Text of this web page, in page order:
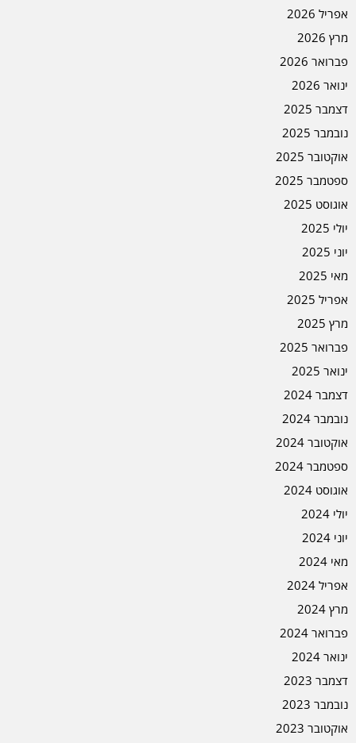
אפריל 2026
מרץ 2026
פברואר 2026
ינואר 2026
דצמבר 2025
נובמבר 2025
אוקטובר 2025
ספטמבר 2025
אוגוסט 2025
יולי 2025
יוני 2025
מאי 2025
אפריל 2025
מרץ 2025
פברואר 2025
ינואר 2025
דצמבר 2024
נובמבר 2024
אוקטובר 2024
ספטמבר 2024
אוגוסט 2024
יולי 2024
יוני 2024
מאי 2024
אפריל 2024
מרץ 2024
פברואר 2024
ינואר 2024
דצמבר 2023
נובמבר 2023
אוקטובר 2023